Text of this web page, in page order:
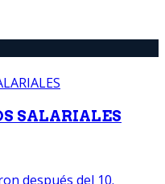
SALARIALES